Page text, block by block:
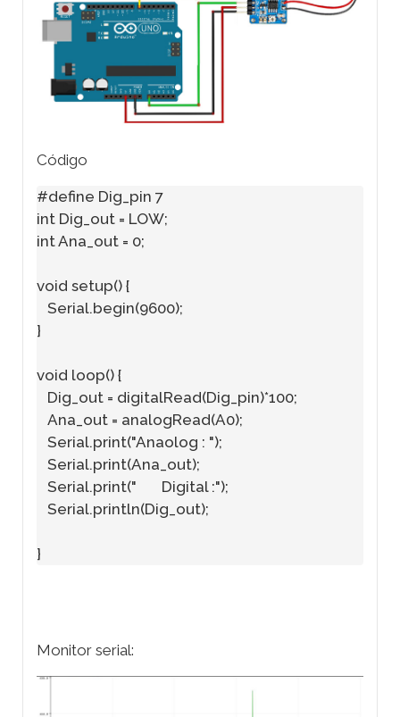
Código
#define Dig_pin 7
int Dig_out = LOW;
int Ana_out = 0;
void setup() {
}
void loop() {
}
Monitor serial: